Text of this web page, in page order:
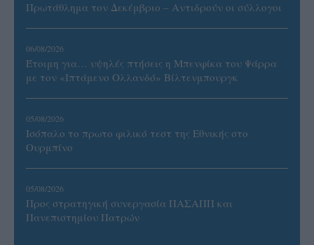
Πρωτάθλημα τον Δεκέμβριο – Αντιδρούν οι σύλλογοι
06/08/2026
Έτοιμη για… υψηλές πτήσεις η Μπενφίκα του Ψάρρα
με τον «Ιπτάμενο Ολλανδό» Βίλτενμπουργκ
05/08/2026
Ισόπαλο το πρωτο φιλικό τεστ της Εθνικής στο
Ουρμπίνο
05/08/2026
Προς στρατηγική συνεργασία ΠΑΣΑΠΠ και
Πανεπιστημίου Πατρών